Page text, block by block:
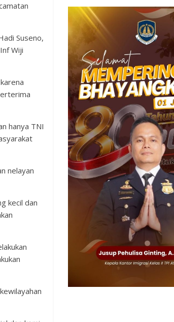
Suseno,
Wiji
hanya TNI
nelayan
kecil dan